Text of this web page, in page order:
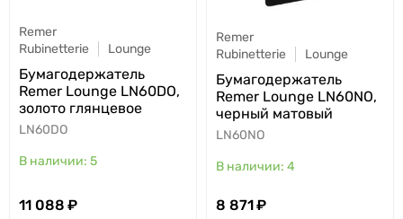
Remer
Rubinetterie
Lounge
Бумагодержатель
Remer Lounge LN60DO,
золото глянцевое
LN60DO
5
11 088
Remer
Rubinetterie
Lounge
Бумагодержатель
Remer Lounge LN60NO,
черный матовый
LN60NO
4
8 871